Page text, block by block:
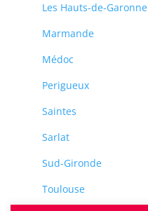
Les Hauts-de-Garonne
Marmande
Médoc
Perigueux
Saintes
Sarlat
Sud-Gironde
Toulouse